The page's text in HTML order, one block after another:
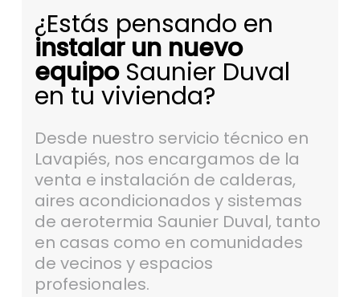
¿Estás pensando en
instalar un nuevo
equipoSaunier Duval
en tu vivienda?
Desde nuestro servicio técnico en
Lavapiés, nos encargamos de la
venta e instalación de calderas,
aires acondicionados y sistemas
de aerotermia Saunier Duval, tanto
en casas como en comunidades
de vecinos y espacios
profesionales.